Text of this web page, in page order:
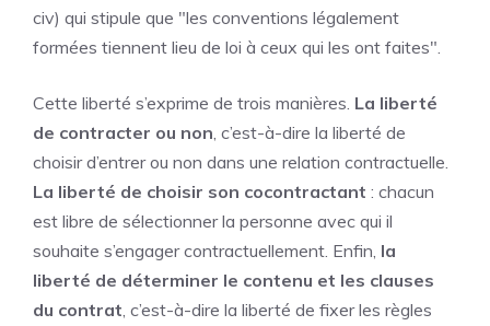
civ) qui stipule que "les conventions légalement
formées tiennent lieu de loi à ceux qui les ont faites".
Cette liberté s’exprime de trois manières. La liberté
de contracter ou non , c’est-à-dire la liberté de
choisir d’entrer ou non dans une relation contractuelle.
La liberté de choisir son cocontractant : chacun
est libre de sélectionner la personne avec qui il
souhaite s’engager contractuellement. Enfin, la
liberté de déterminer le contenu et les clauses
du contrat , c’est-à-dire la liberté de fixer les règles